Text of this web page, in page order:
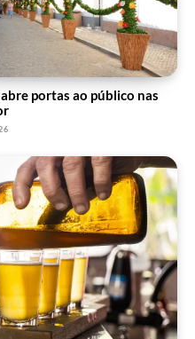
portas ao público nas